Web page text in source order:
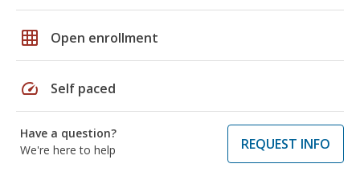
grid_on Open enrollment
speed Self paced
Have a question?
We're here to help
REQUEST INFO